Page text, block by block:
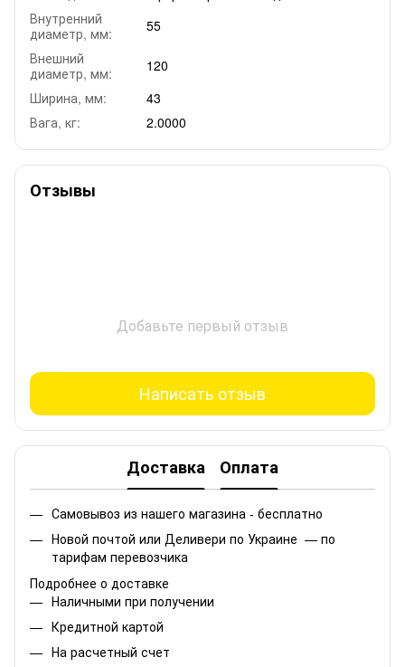
Внутренний
диаметр, мм:
55
Внешний
диаметр, мм:
120
Ширина, мм:
43
Вага, кг:
2.0000
Отзывы
Добавьте первый отзыв
Написать отзыв
Доставка Оплата
Самовывоз из нашего магазина - бесплатно
Новой почтой или Деливери по Украине — по
тарифам перевозчика
Подробнее о доставке
Наличными при получении
Кредитной картой
На расчетный счет